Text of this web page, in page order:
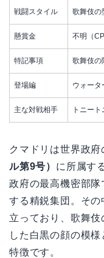
戦闘スタイル 歌舞伎の
懸賞金 不明（
特記事項 歌舞伎の
登場編 ウォータ
主な対戦相手 トニー
クマドリは世界政
ル第9号） に所属す
政府の最高機密部隊
する精鋭集団。そ
立っており、歌舞
した白黒の顔の模
特徴です。